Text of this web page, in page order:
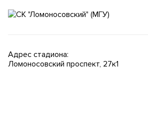
Адрес стадиона:
Ломоносовский проспект, 27к1